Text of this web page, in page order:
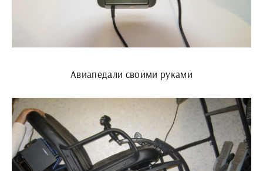
Авиапедали своими руками